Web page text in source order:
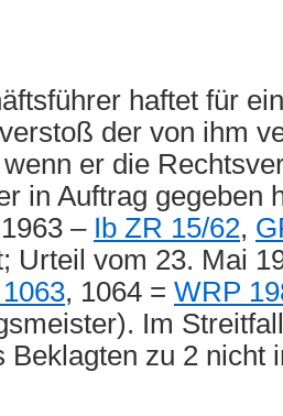
haftet für
der von ihm
er die
in Auftrag gegeben
– Ib ZR 15/62,
Urteil vom 23. Mai
, 1064 = WRP
Im
Beklagten zu 2 nicht